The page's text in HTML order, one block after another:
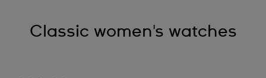
Classic women's watches